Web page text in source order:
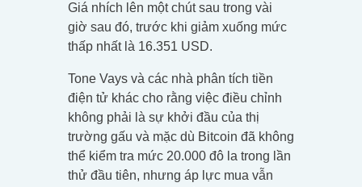
Giá nhích lên một chút sau trong vài
giờ sau đó, trước khi giảm xuống mức
thấp nhất là 16.351 USD.
Tone Vays và các nhà phân tích tiền
điện tử khác cho rằng việc điều chỉnh
không phải là sự khởi đầu của thị
trường gấu và mặc dù Bitcoin đã không
thể kiểm tra mức 20.000 đô la trong lần
thử đầu tiên, nhưng áp lực mua vẫn